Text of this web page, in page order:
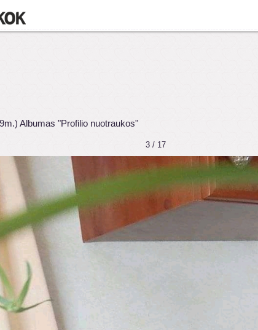
Albumas "Profilio nuotraukos"
3 / 17